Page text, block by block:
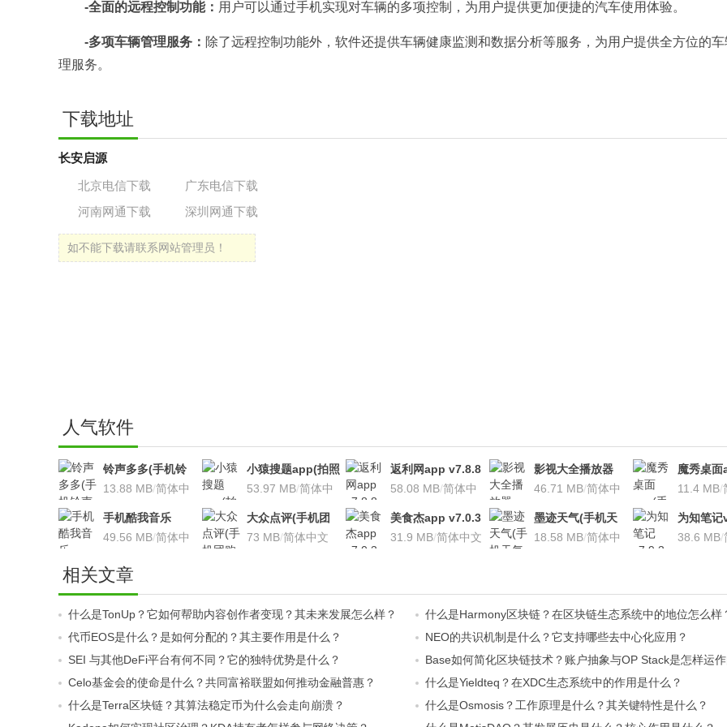
-全面的远程控制功能： 用户可以通过手机实现对车辆的多项控制，为用户提供更加便捷的汽车使用体验。
-多项车辆管理服务： 除了远程控制功能外，软件还提供车辆健康监测和数据分析等服务，为用户提供全方位的
理服务。
下载地址
长安启源
北京电信下载
广东电信下载
河南网通下载
深圳网通下载
如不能下载请联系网站管理员！
人气软件
铃声多多(手机铃
声软件)v8.7.66 安
13.88 MB/简体中
小猿搜题app(拍照
搜题利器)V9.7.2安
53.97 MB/简体中
返利网app v7.8.8
安卓版
58.08 MB/简体中
影视大全播放器
v3.1.7 安卓版
46.71 MB/简体中
魔秀桌
桌面软件
11.4 MB/
手机酷我音乐
V9.2.3.5 安卓版
49.56 MB/简体中
大众点评(手机团
购软件)V10.18.4
73 MB/简体中文
美食杰app v7.0.3
安卓版
31.9 MB/简体中文
墨迹天气(手机天
气软
18.58 MB/简体中
为知笔
装本地
38.6 MB/
相关文章
什么是TonUp？它如何帮助内容创作者变现？其未来发展怎么样？
什么是Harmony区块链？在区块链生态系统中的地位怎么样
代币EOS是什么？是如何分配的？其主要作用是什么？
NEO的共识机制是什么？它支持哪些去中心化应用？
SEI 与其他DeFi平台有何不同？它的独特优势是什么？
Base如何简化区块链技术？账户抽象与OP Stack是怎样运
Celo基金会的使命是什么？共同富裕联盟如何推动金融普惠？
什么是Yieldteq？在XDC生态系统中的作用是什么？
什么是Terra区块链？其算法稳定币为什么会走向崩溃？
什么是Osmosis？工作原理是什么？其关键特性是什么？